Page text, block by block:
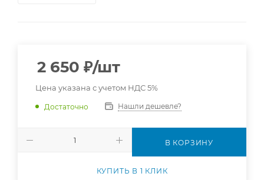
2 650 ₽/шт
Цена указана с учетом НДС 5%
Достаточно Нашли дешевле?
В КОРЗИНУ
КУПИТЬ В 1 КЛИК